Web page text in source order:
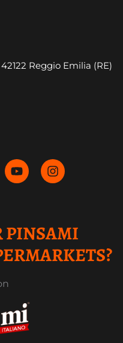
Reggio Emilia (RE)
PINSAMI